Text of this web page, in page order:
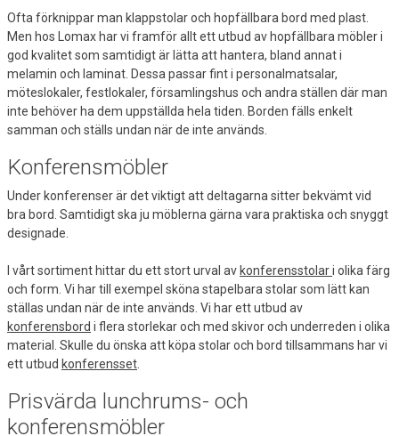
Ofta förknippar man klappstolar och hopfällbara bord med plast.
Men hos Lomax har vi framför allt ett utbud av hopfällbara möbler i
god kvalitet som samtidigt är lätta att hantera, bland annat i
melamin och laminat. Dessa passar fint i personalmatsalar,
möteslokaler, festlokaler, församlingshus och andra ställen där man
inte behöver ha dem uppställda hela tiden. Borden fälls enkelt
samman och ställs undan när de inte används.
Konferensmöbler
Under konferenser är det viktigt att deltagarna sitter bekvämt vid
bra bord. Samtidigt ska ju möblerna gärna vara praktiska och snyggt
designade.
I vårt sortiment hittar du ett stort urval av konferensstolari olika färg
och form. Vi har till exempel sköna stapelbara stolar som lätt kan
ställas undan när de inte används. Vi har ett utbud av
konferensbord i flera storlekar och med skivor och underreden i olika
material. Skulle du önska att köpa stolar och bord tillsammans har vi
ett utbud konferensset
Prisvärda lunchrums- och
konferensmöbler